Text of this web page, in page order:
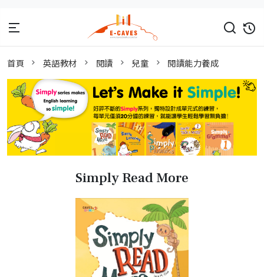
首頁 英語教材 閱讀 兒童 閱讀能力養成
Simply Read More